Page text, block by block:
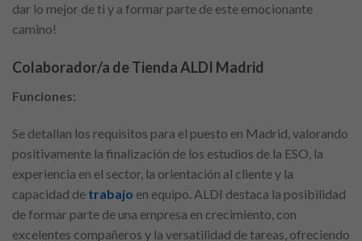
dar lo mejor de ti y a formar parte de este emocionante
camino!
Colaborador/a de Tienda ALDI Madrid
Funciones:
Se detallan los requisitos para el puesto en Madrid, valorando
positivamente la finalización de los estudios de la ESO, la
experiencia en el sector, la orientación al cliente y la
capacidad de trabajo en equipo. ALDI destaca la posibilidad
de formar parte de una empresa en crecimiento, con
excelentes compañeros y la versatilidad de tareas, ofreciendo